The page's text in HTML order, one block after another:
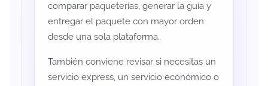
comparar paqueterías, generar la guía y
entregar el paquete con mayor orden
desde una sola plataforma.
También conviene revisar si necesitas un
servicio express, un servicio económico o